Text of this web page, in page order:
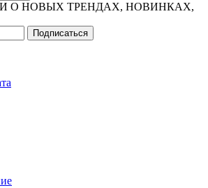
О НОВЫХ ТРЕНДАХ, НОВИНКАХ,